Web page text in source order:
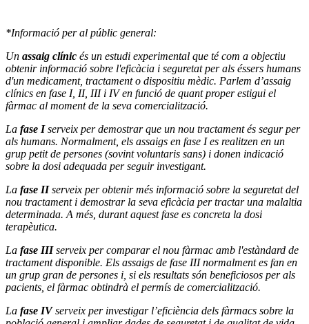
*Informació per al públic general:
Un assaig clínic és un estudi experimental que té com a objectiu
obtenir informació sobre l'eficàcia i seguretat per als éssers humans
d'un medicament, tractament o dispositiu mèdic. Parlem d’assaig
clínics en fase I, II, III i IV en funció de quant proper estigui el
fàrmac al moment de la seva comercialització.
La fase Iserveix per demostrar que un nou tractament és segur per
als humans. Normalment, els assaigs en fase I es realitzen en un
grup petit de persones (sovint voluntaris sans) i donen indicació
sobre la dosi adequada per seguir investigant.
La fase IIserveix per obtenir més informació sobre la seguretat del
nou tractament i demostrar la seva eficàcia per tractar una malaltia
determinada. A més, durant aquest fase es concreta la dosi
terapèutica.
La fase IIIserveix per comparar el nou fàrmac amb l'estàndard de
tractament disponible. Els assaigs de fase III normalment es fan en
un grup gran de persones i, si els resultats són beneficiosos per als
pacients, el fàrmac obtindrà el permís de comercialització.
La fase IV serveix per investigar l’eficiència dels fàrmacs sobre la